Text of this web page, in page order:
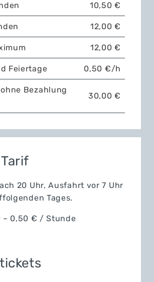
10,50 €
12,00 €
12,00 €
Feiertage 0,50 €/h
Bezahlung
30,00 €
20 Uhr, Ausfahrt vor 7 Uhr
Tages.
– 0,50 € / Stunde